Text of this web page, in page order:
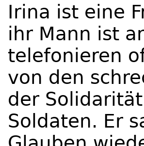
Irina ist eine
ihr Mann ist
telefonieren
von den
der
Soldaten. Er